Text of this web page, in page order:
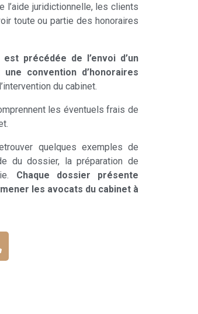
l’aide juridictionnelle, les clients
toute ou partie des honoraires
précédée de l’envoi d’un
convention d’honoraires
du cabinet.
les éventuels frais de
quelques exemples de
du dossier, la préparation de
Chaque dossier présente
les avocats du cabinet à